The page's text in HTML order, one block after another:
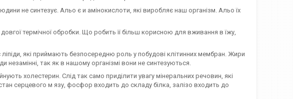
не синтезує. Альо є и амінокислоти, які виробляє наш організм. Альо їх
термічної обробки. Що робить її більш корисною для вживання в їжу,
які приймають безпосередню роль у побудові клітинних мембран. Жири
незамінні, так як в нашому організмі вони не синтезуються.
холестерин. Слід так само приділити увагу мінеральних речовин, які
серцевого м язу, фосфор входить до складу білка, залізо входить до